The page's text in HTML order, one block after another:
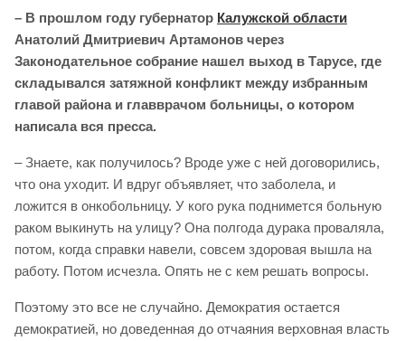
– В прошлом году губернатор Калужской области
Анатолий Дмитриевич Артамонов через
Законодательное собрание нашел выход в Тарусе, где
складывался затяжной конфликт между избранным
главой района и главврачом больницы, о котором
написала вся пресса.
– Знаете, как получилось? Вроде уже с ней договорились,
что она уходит. И вдруг объявляет, что заболела, и
ложится в онкобольницу. У кого рука поднимется больную
раком выкинуть на улицу? Она полгода дурака проваляла,
потом, когда справки навели, совсем здоровая вышла на
работу. Потом исчезла. Опять не с кем решать вопросы.
Поэтому это все не случайно. Демократия остается
демократией, но доведенная до отчаяния верховная власть